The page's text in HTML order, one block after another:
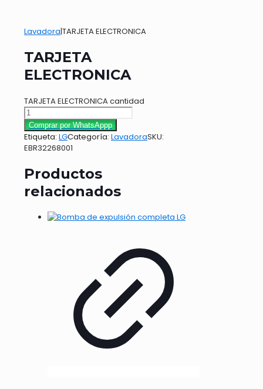
Lavadora|TARJETA ELECTRONICA
TARJETA
ELECTRONICA
TARJETA ELECTRONICA cantidad
Comprar por WhatsAppp
Etiqueta: LGCategoría: LavadoraSKU:
EBR32268001
Productos
relacionados